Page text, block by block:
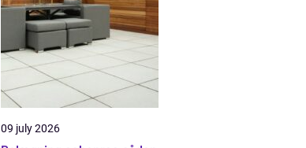
09 july 2026